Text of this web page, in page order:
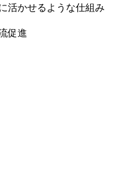
活かせるような仕組み
促進